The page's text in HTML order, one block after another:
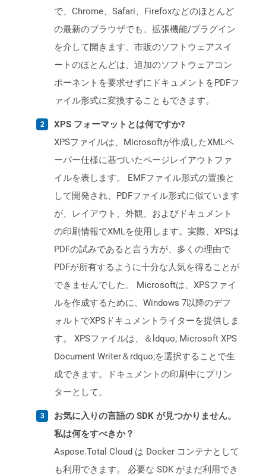
で、Chrome、Safari、Firefoxなどのほとんど
の最新のブラウザでも、拡張機能/プラグイン
を介して開きます。市販のソフトウェアスイ
ートのほとんどは、追加のソフトウェアコン
ポーネントを要求せずにドキュメントをPDFフ
ァイル形式に変換することもできます。
XPS フォーマットとは何ですか?
XPSファイルは、Microsoftが作成したXMLペ
ーパー仕様に基づいたページレイアウトファ
イルを表します。 EMFファイル形式の置換と
して開発され、PDFファイル形式に似ています
が、レイアウト、外観、およびドキュメント
の印刷情報でXMLを使用します。実際、XPSは
PDFの試みであると言う方が、多くの理由で
PDFが所有するように十分な人気を得ることが
できませんでした。 Microsoftは、XPSファイ
ルを作成するために、Windows 7以降のデフ
ォルトでXPSドキュメントライターを提供しま
す。 XPSファイルは、＆ldquo; Microsoft XPS
Document Writer＆rdquo;を選択することで生
成できます。ドキュメントの印刷中にプリン
ターとして。
お気に入りの言語の SDK が見つかりません。
私は何をすべきか？
Aspose.Total Cloud は Docker コンテナとして
も利用できます。 必要な SDK がまだ利用でき